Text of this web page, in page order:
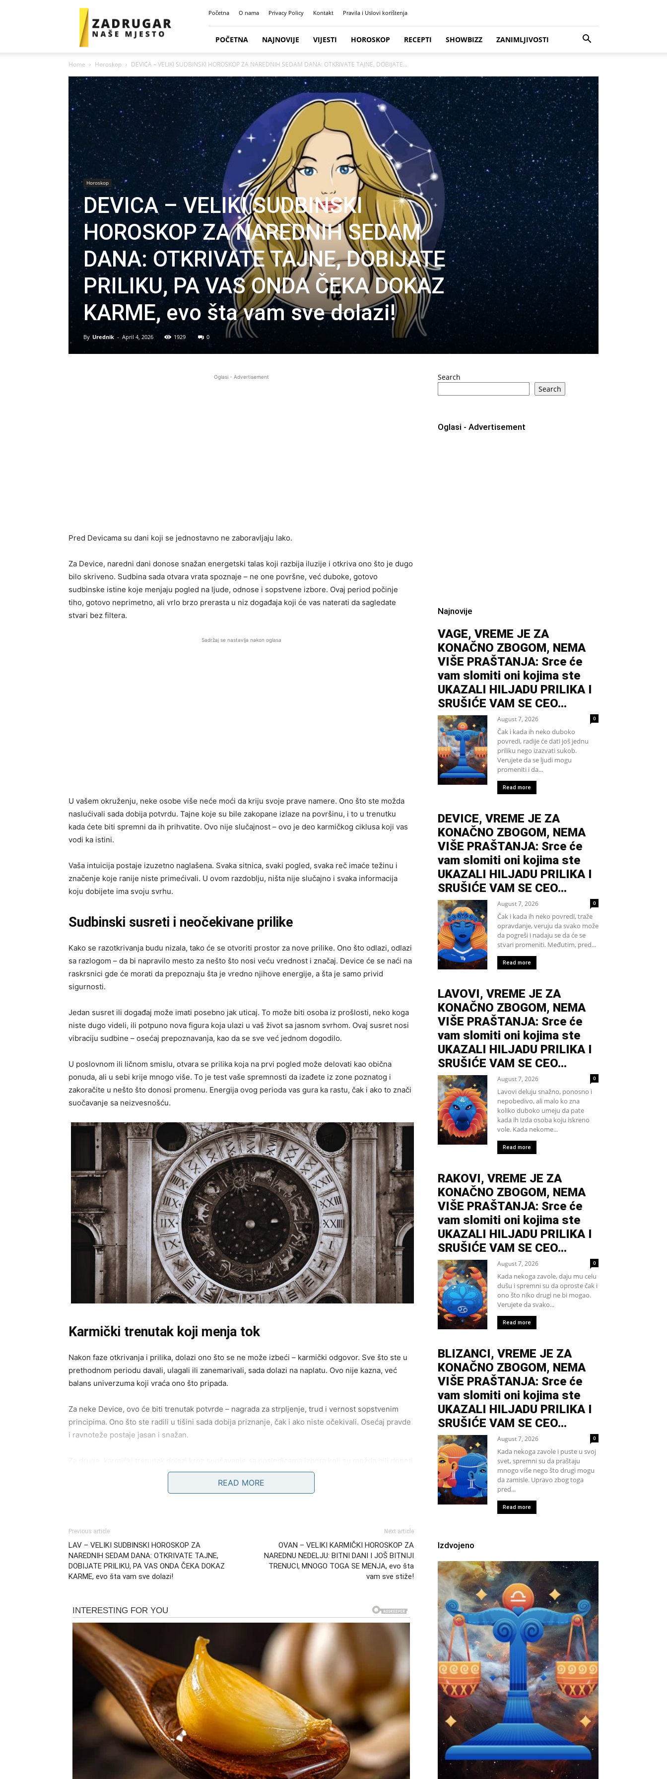
Zadrugar
Početna O nama Privacy Policy Kontakt Pravila i Uslovi korištenja
POČETNA NAJNOVIJE VIJESTI HOROSKOP RECEPTI SHOWBIZZ ZANIMLJIVOSTI
Home Horoskop DEVICA – VELIKI SUDBINSKI HOROSKOP ZA NAREDNIH SEDAM DANA: OTKRIVATE TAJNE, DOBIJATE...
Horoskop
DEVICA – VELIKI SUDBINSKI
HOROSKOP ZA NAREDNIH SEDAM
DANA: OTKRIVATE TAJNE, DOBIJATE
PRILIKU, PA VAS ONDA ČEKA DOKAZ
KARME, evo šta vam sve dolazi!
By Urednik - April 4, 2026 1929 0
Oglasi - Advertisement
Pred Devicama su dani koji se jednostavno ne zaboravljaju lako.
Za Device, naredni dani donose snažan energetski talas koji razbija iluzije i otkriva ono što je dugo
bilo skriveno. Sudbina sada otvara vrata spoznaje – ne one površne, već duboke, gotovo
sudbinske istine koje menjaju pogled na ljude, odnose i sopstvene izbore. Ovaj period počinje
tiho, gotovo neprimetno, ali vrlo brzo prerasta u niz događaja koji će vas naterati da sagledate
stvari bez filtera.
Sadržaj se nastavlja nakon oglasa
U vašem okruženju, neke osobe više neće moći da kriju svoje prave namere. Ono što ste možda
naslućivali sada dobija potvrdu. Tajne koje su bile zakopane izlaze na površinu, i to u trenutku
kada ćete biti spremni da ih prihvatite. Ovo nije slučajnost – ovo je deo karmičkog ciklusa koji vas
vodi ka istini.
Vaša intuicija postaje izuzetno naglašena. Svaka sitnica, svaki pogled, svaka reč imaće težinu i
značenje koje ranije niste primećivali. U ovom razdoblju, ništa nije slučajno i svaka informacija
koju dobijete ima svoju svrhu.
Sudbinski susreti i neočekivane prilike
Kako se razotkrivanja budu nizala, tako će se otvoriti prostor za nove prilike. Ono što odlazi, odlazi
sa razlogom – da bi napravilo mesto za nešto što nosi veću vrednost i značaj. Device će se naći na
raskrsnici gde će morati da prepoznaju šta je vredno njihove energije, a šta je samo privid
sigurnosti.
Jedan susret ili događaj može imati posebno jak uticaj. To može biti osoba iz prošlosti, neko koga
niste dugo videli, ili potpuno nova figura koja ulazi u vaš život sa jasnom svrhom. Ovaj susret nosi
vibraciju sudbine – osećaj prepoznavanja, kao da se sve već jednom dogodilo.
U poslovnom ili ličnom smislu, otvara se prilika koja na prvi pogled može delovati kao obična
ponuda, ali u sebi krije mnogo više. To je test vaše spremnosti da izađete iz zone poznatog i
zakoračite u nešto što donosi promenu. Energija ovog perioda vas gura ka rastu, čak i ako to znači
suočavanje sa neizvesnošću.
Karmički trenutak koji menja tok
Nakon faze otkrivanja i prilika, dolazi ono što se ne može izbeći – karmički odgovor. Sve što ste u
prethodnom periodu davali, ulagali ili zanemarivali, sada dolazi na naplatu. Ovo nije kazna, već
balans univerzuma koji vraća ono što pripada.
Za neke Device, ovo će biti trenutak potvrde – nagrada za strpljenje, trud i vernost sopstvenim
principima. Ono što ste radili u tišini sada dobija priznanje, čak i ako niste očekivali. Osećaj pravde
i ravnoteže postaje jasan i snažan.
iz straha ili nesigurnosti. Situacije koje su bile odložene sada traže razrešenje. Nema više
skrivanja, nema više odlaganja – sve dolazi u fokus.
Unutrašnja transformacija i promena pogleda
Kako se karmički ciklus zatvara, Device ulaze u fazu unutrašnje transformacije. Ovo nije promena
oko sebe.
Ono što vam je nekada bilo važno može izgubiti značaj, dok će se nove vrednosti izdvojiti kao
ključne. Počinje proces oslobađanja od starih obrazaca, uverenja i strahova koji su vas kočili. Ovo
je trenutak kada shvatate koliko ste zapravo napredovali, čak i ako to niste primećivali.
Vaš pogled na odnose, poverenje i lične granice se menja. Više ne pristajete na polovična rešenja.
Postajete svesni svoje vrednosti i toga šta zaslužujete, ne kroz ego, već kroz jasno razumevanje
sopstvene suštine.
READ MORE
Previous article
LAV – VELIKI SUDBINSKI HOROSKOP ZA
NAREDNIH SEDAM DANA: OTKRIVATE TAJNE,
DOBIJATE PRILIKU, PA VAS ONDA ČEKA DOKAZ
KARME, evo šta vam sve dolazi!
Next article
OVAN – VELIKI KARMIČKI HOROSKOP ZA
NAREDNU NEDELJU: BITNI DANI I JOŠ BITNIJI
TRENUCI, MNOGO TOGA SE MENJA, evo šta
vam sve stiže!
Search
Search
Oglasi - Advertisement
Najnovije
VAGE, VREME JE ZA
KONAČNO ZBOGOM, NEMA
VIŠE PRAŠTANJA: Srce će
vam slomiti oni kojima ste
UKAZALI HILJADU PRILIKA I
SRUŠIĆE VAM SE CEO...
August 7, 2026 0
Čak i kada ih neko duboko
povredi, radije će dati još jednu
priliku nego izazvati sukob.
Verujete da se ljudi mogu
promeniti i da...
Read more
DEVICE, VREME JE ZA
KONAČNO ZBOGOM, NEMA
VIŠE PRAŠTANJA: Srce će
vam slomiti oni kojima ste
UKAZALI HILJADU PRILIKA I
SRUŠIĆE VAM SE CEO...
August 7, 2026 0
Čak i kada ih neko povredi, traže
opravdanje, veruju da svako može
da pogreši i nadaju se da će se
stvari promeniti. Međutim, pred...
Read more
LAVOVI, VREME JE ZA
KONAČNO ZBOGOM, NEMA
VIŠE PRAŠTANJA: Srce će
vam slomiti oni kojima ste
UKAZALI HILJADU PRILIKA I
SRUŠIĆE VAM SE CEO...
August 7, 2026 0
Lavovi deluju snažno, ponosno i
nepobedivo, ali malo ko zna
koliko duboko umeju da pate
kada ih izda osoba koju iskreno
vole. Kada nekome...
Read more
RAKOVI, VREME JE ZA
KONAČNO ZBOGOM, NEMA
VIŠE PRAŠTANJA: Srce će
vam slomiti oni kojima ste
UKAZALI HILJADU PRILIKA I
SRUŠIĆE VAM SE CEO...
August 7, 2026 0
Kada nekoga zavole, daju mu celu
dušu i spremni su da oproste čak i
ono što niko drugi ne bi mogao.
Verujete da svako...
Read more
BLIZANCI, VREME JE ZA
KONAČNO ZBOGOM, NEMA
VIŠE PRAŠTANJA: Srce će
vam slomiti oni kojima ste
UKAZALI HILJADU PRILIKA I
SRUŠIĆE VAM SE CEO...
August 7, 2026 0
Kada nekoga zavole i puste u svoj
svet, spremni su da praštaju
mnogo više nego što drugi mogu
da zamisle. Upravo zbog toga
pred...
Read more
Izdvojeno